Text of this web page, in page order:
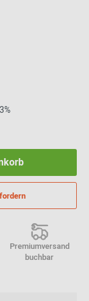
Premiumversand
buchbar